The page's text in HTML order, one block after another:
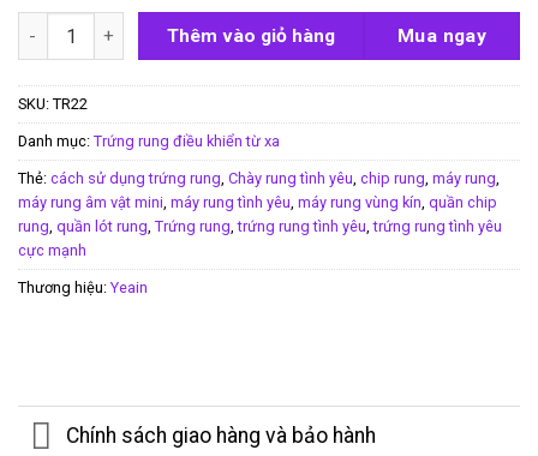
Trứng rung Yeain Sakura điều khiển từ xa số lượng
Thêm vào giỏ hàng Mua ngay
SKU: TR22
Danh mục: Trứng rung điều khiển từ xa
Thẻ: cách sử dụng trứng rung Chày rung tình yêu chip rung máy rung
máy rung âm vật mini máy rung tình yêu máy rung vùng kín quần chip
rung quần lót rung Trứng rung ,trứng rung tình yêu ,trứng rung tình yêu
cực mạnh
Thương hiệu: Yeain
Chính sách giao hàng và bảo hành